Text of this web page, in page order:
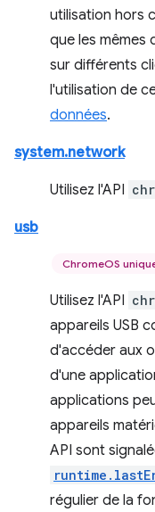
utilisation hors
que les mêmes
sur différents
l'utilisation de
données.
system.network
Utilisez l'API
usb
ChromeOS
Utilisez l'API
appareils USB
d'accéder aux
d'une
applications
appareils
API sont
régulier de la